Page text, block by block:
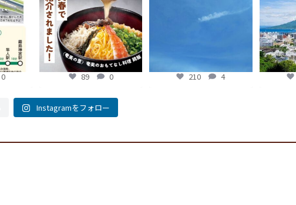
0
89 0
89 0
4
210 4
Instagramをフォロー